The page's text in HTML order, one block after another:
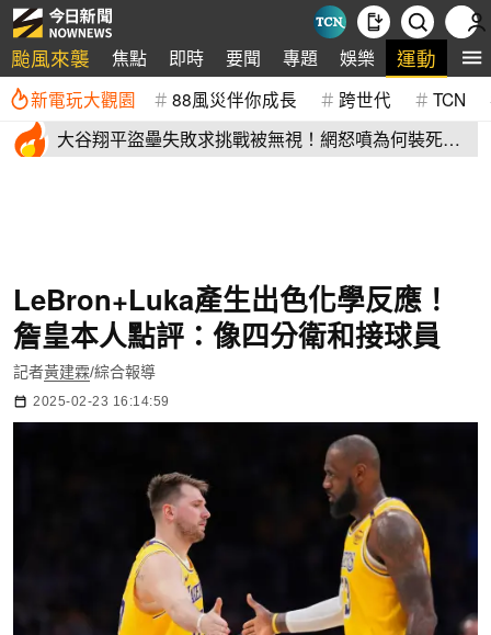
颱風來襲 焦點 即時 要聞 專題 娛樂 運動 全
新電玩大觀園 88風災伴你成長 跨世代 TCN
大谷翔平盜壘失敗求挑戰被無視！網怒噴為何裝死？
LeBron+Luka產生出色化學反應！
詹皇本人點評：像四分衛和接球員
記者黃建霖/綜合報導
2025-02-23 16:14:59